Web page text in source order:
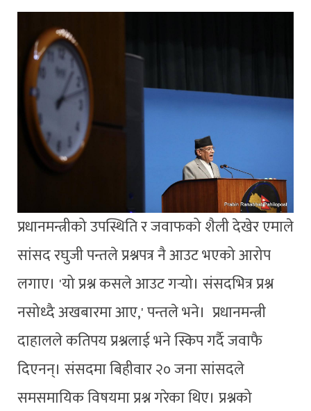
प्रधानमन्त्रीको उपस्थिति र जवाफको शैली देखेर एमाले
सांसद रघुजी पन्तले प्रश्नपत्र नै आउट भएको आरोप
लगाए। 'यो प्रश्न कसले आउट गर्‍यो। संसदभित्र प्रश्न
नसोध्दै अखबारमा आए,' पन्तले भने। प्रधानमन्त्री
दाहालले कतिपय प्रश्नलाई भने स्किप गर्दै जवाफै
दिएनन्। संसदमा बिहीवार २० जना सांसदले
समसमायिक विषयमा प्रश्न गरेका थिए। प्रश्नको